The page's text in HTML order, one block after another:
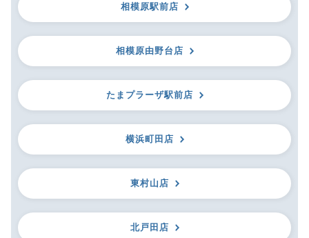
相模原駅前店
相模原由野台店
たまプラーザ駅前店
横浜町田店
東村山店
北戸田店